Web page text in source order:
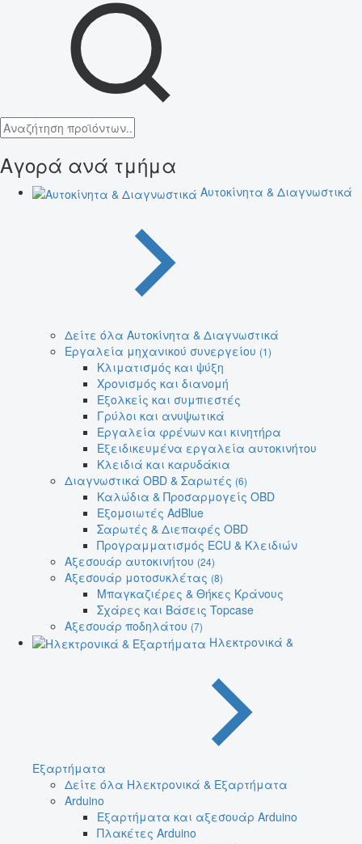
Αγορά ανά τμήμα
Αυτοκίνητα & Διαγνωστικά
Δείτε όλα Αυτοκίνητα & Διαγνωστικά
Εργαλεία μηχανικού συνεργείου (1)
Κλιματισμός και ψύξη
Χρονισμός και διανομή
Εξολκείς και συμπιεστές
Γρύλοι και ανυψωτικά
Εργαλεία φρένων και κινητήρα
Εξειδικευμένα εργαλεία αυτοκινήτου
Κλειδιά και καρυδάκια
Διαγνωστικά OBD & Σαρωτές (6)
Καλώδια & Προσαρμογείς OBD
Εξομοιωτές AdBlue
Σαρωτές & Διεπαφές OBD
Προγραμματισμός ECU & Κλειδιών
Αξεσουάρ αυτοκινήτου (24)
Αξεσουάρ μοτοσυκλέτας (8)
Μπαγκαζιέρες & Θήκες Κράνους
Σχάρες και Βάσεις Topcase
Αξεσουάρ ποδηλάτου (7)
Ηλεκτρονικά &
Εξαρτήματα
Δείτε όλα Ηλεκτρονικά & Εξαρτήματα
Arduino
Εξαρτήματα και αξεσουάρ Arduino
Πλακέτες Arduino